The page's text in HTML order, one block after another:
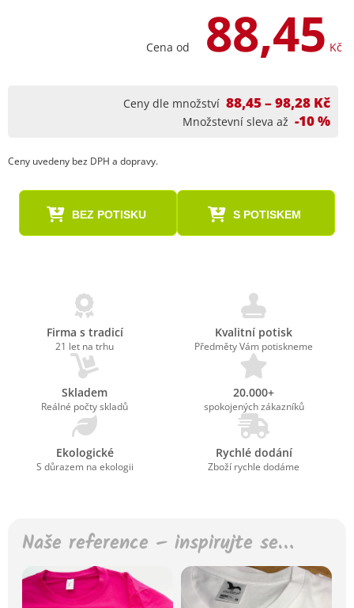
Cena od 88,45 Kč
Ceny dle množství 88,45 – 98,28 Kč
Množstevní sleva až -10 %
Ceny uvedeny bez DPH a dopravy.
BEZ POTISKU S POTISKEM
Firma s tradicí
21 let na trhu
Kvalitní potisk
Předměty Vám potiskneme
Skladem
Reálné počty skladů
20.000+
spokojených zákazníků
Ekologické
S důrazem na ekologii
Rychlé dodání
Zboží rychle dodáme
Naše reference – inspirujte se…